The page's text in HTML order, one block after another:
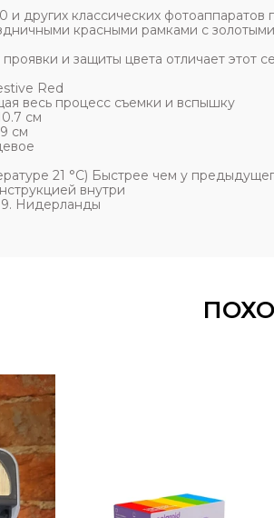
других классических
красными рамками с
и защиты цвета отличает этот
Red
весь процесс съемки и вспышку
см
см
21 °C) Быстрее чем у
внутри
Нидерланды